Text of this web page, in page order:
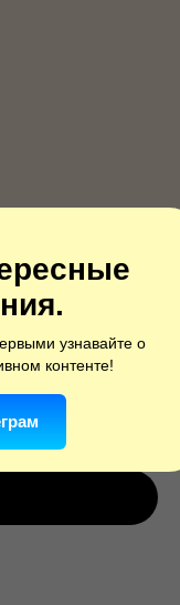
узнавайте о
контенте!